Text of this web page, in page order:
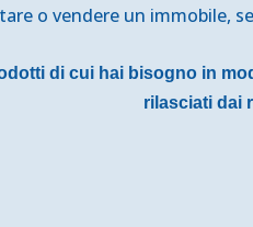
o vendere un immobile,
di cui hai bisogno in
rilasciati dai